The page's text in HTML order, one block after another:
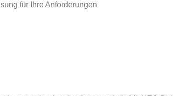
für Ihre Anforderungen